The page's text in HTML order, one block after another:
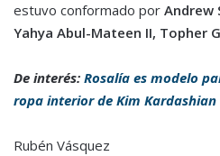
estuvo conformado por Andrew
Yahya Abul-Mateen II, Topher
De interés: Rosalía es modelo
ropa interior de Kim Kardashian
Rubén Vásquez